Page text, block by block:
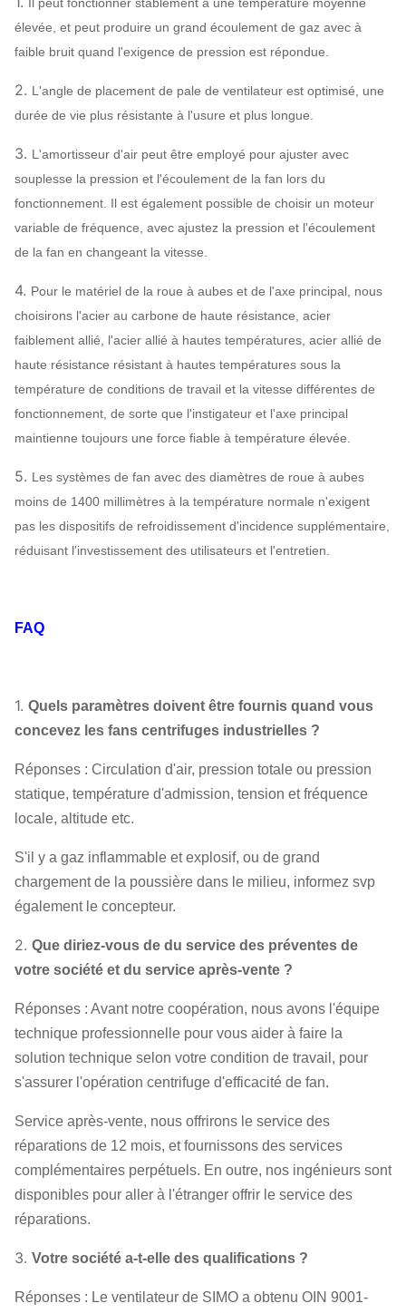
refroidissement par l'eau,
refroidissement à l'huile
Fan centrifuge
Moteur
ABB, SIEMENS,
Roue à aubes
Q235, Q345,
SS304, SS316,
HG785, DB685…
Enveloppe, cône
d'entrée d'air,
Amortisseur
d'entrée d'air
Axe principal
acier 45# (acier de
construction de
haute résistance de
carbone), 42CrMo,
SÈCHE, SKF, NSK,
ZWZ…
Bâti de système, écran protecteur,
compensateur de canalisation de silencieux,
moteur, capteur de température, capteur
vibrant, démarreur mou, inverseur, moteur
d'instrument de contrôle du système, réservoir
aérien etc. de lubrifiant.
élevée, et peut produire un grand écoulement de gaz avec à
faible bruit quand l'exigence de pression est répondue.
2. L'angle de placement de pale de ventilateur est optimisé, une
durée de vie plus résistante à l'usure et plus longue.
3. L'amortisseur d'air peut être employé pour ajuster avec
souplesse la pression et l'écoulement de la fan lors du
fonctionnement. Il est également possible de choisir un moteur
variable de fréquence, avec ajustez la pression et l'écoulement
de la fan en changeant la vitesse.
4. Pour le matériel de la roue à aubes et de l'axe principal, nous
choisirons l'acier au carbone de haute résistance, acier
faiblement allié, l'acier allié à hautes températures, acier allié de
haute résistance résistant à hautes températures sous la
température de conditions de travail et la vitesse différentes de
fonctionnement, de sorte que l'instigateur et l'axe principal
maintienne toujours une force fiable à température élevée.
5. Les systèmes de fan avec des diamètres de roue à aubes
moins de 1400 millimètres à la température normale n'exigent
pas les dispositifs de refroidissement d'incidence supplémentaire,
réduisant l'investissement des utilisateurs et l'entretien.
FAQ
1. Quels paramètres doivent être fournis quand vous
concevez les fans centrifuges industrielles ?
Réponses : Circulation d'air, pression totale ou pression
statique, température d'admission, tension et fréquence
locale, altitude etc.
S'il y a gaz inflammable et explosif, ou de grand
chargement de la poussière dans le milieu, informez svp
également le concepteur.
2. Que diriez-vous de du service des préventes de
votre société et du service après-vente ?
Réponses : Avant notre coopération, nous avons l'équipe
technique professionnelle pour vous aider à faire la
solution technique selon votre condition de travail, pour
s'assurer l'opération centrifuge d'efficacité de fan.
Service après-vente, nous offrirons le service des
réparations de 12 mois, et fournissons des services
complémentaires perpétuels. En outre, nos ingénieurs sont
disponibles pour aller à l'étranger offrir le service des
réparations.
3. Votre société a-t-elle des qualifications ?
Réponses : Le ventilateur de SIMO a obtenu OIN 9001-